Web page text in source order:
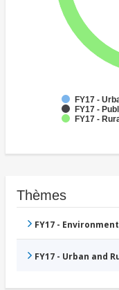
FY17 -
FY17 -
FY17 -
Thèmes
FY17 -
FY17 - Urban and